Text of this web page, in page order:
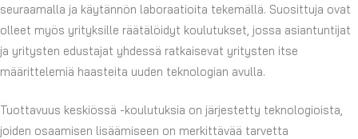
seuraamalla ja käytännön laboraatioita tekemällä. Suosittuja ovat
olleet myös yrityksille räätälöidyt koulutukset, jossa asiantuntijat
ja yritysten edustajat yhdessä ratkaisevat yritysten itse
määrittelemiä haasteita uuden teknologian avulla.
Tuottavuus keskiössä -koulutuksia on järjestetty teknologioista,
joiden osaamisen lisäämiseen on merkittävää tarvetta